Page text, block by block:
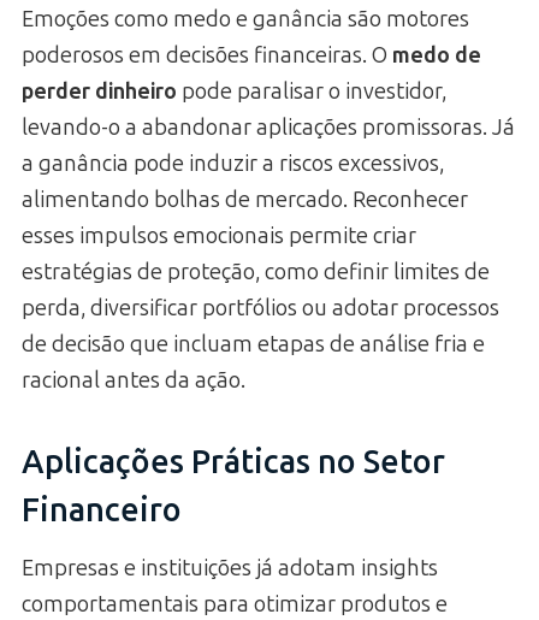
Emoções como medo e ganância são motores
poderosos em decisões financeiras. O medo de
perder dinheiro pode paralisar o investidor,
levando-o a abandonar aplicações promissoras. Já
a ganância pode induzir a riscos excessivos,
alimentando bolhas de mercado. Reconhecer
esses impulsos emocionais permite criar
estratégias de proteção, como definir limites de
perda, diversificar portfólios ou adotar processos
de decisão que incluam etapas de análise fria e
racional antes da ação.
Aplicações Práticas no Setor
Financeiro
Empresas e instituições já adotam insights
comportamentais para otimizar produtos e